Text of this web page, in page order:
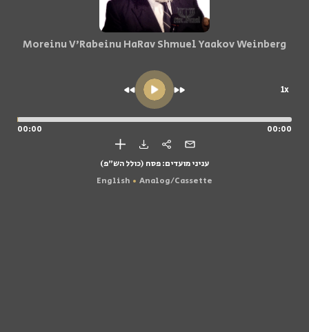
Moreinu V'Rabeinu HaRav Shmuel Yaakov Weinberg
1x
00:00 00:00
עניני מועדים: פסח (כולל הש"פ)
English
Analog/Cassette